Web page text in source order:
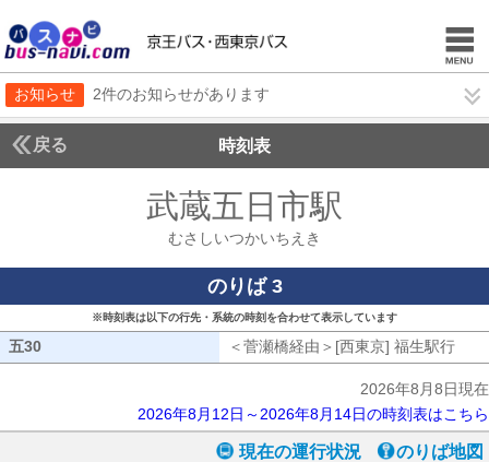
お知らせ 2件のお知らせがあります
戻る 時刻表
武蔵五日市駅
むさしいつかいちえき
のりば 3
※時刻表は以下の行先・系統の時刻を合わせて表示しています
五30 ＜菅瀬橋経由＞[西東京] 福生駅行
2026年8月8日現在
2026年8月12日～2026年8月14日の時刻表はこちら
現在の運行状況 のりば地図